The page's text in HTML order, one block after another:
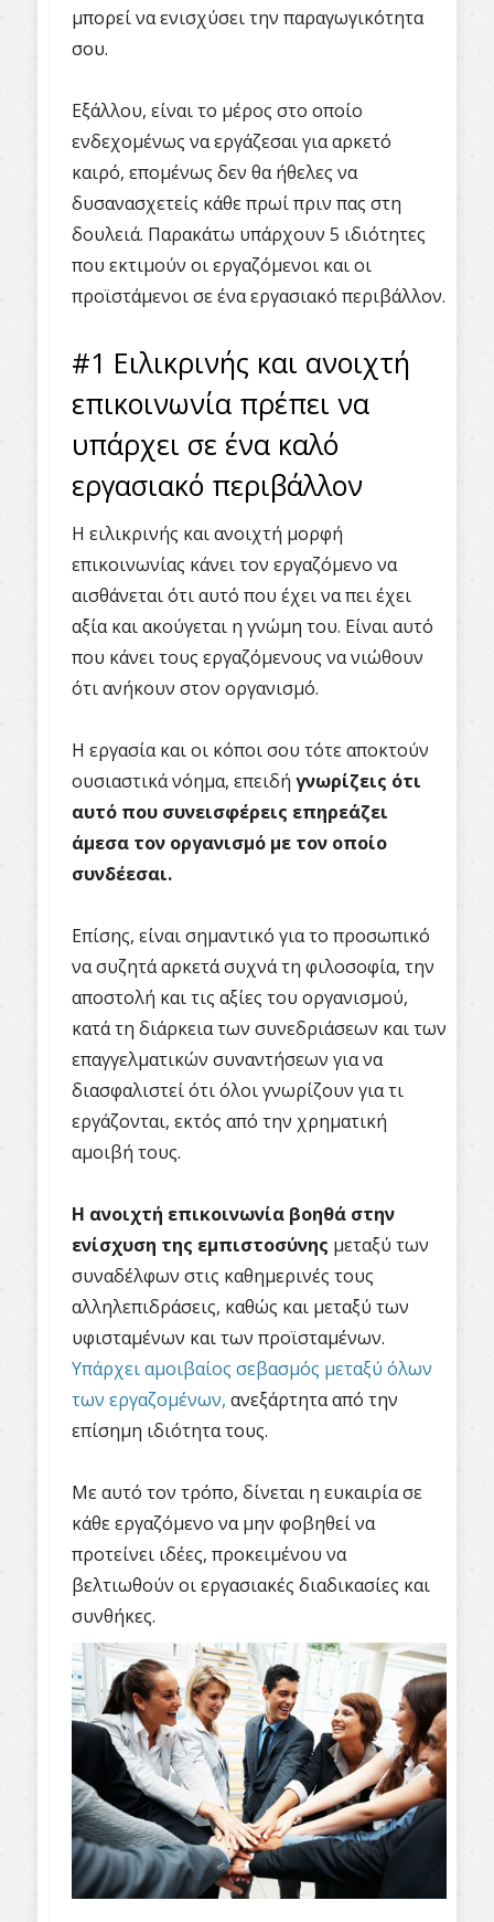
μπορεί να ενισχύσει την παραγωγικότητα
σου.
Εξάλλου, είναι το μέρος στο οποίο
ενδεχομένως να εργάζεσαι για αρκετό
καιρό, επομένως δεν θα ήθελες να
δυσανασχετείς κάθε πρωί πριν πας στη
δουλειά. Παρακάτω υπάρχουν 5 ιδιότητες
που εκτιμούν οι εργαζόμενοι και οι
προϊστάμενοι σε ένα εργασιακό περιβάλλον.
#1 Ειλικρινής και ανοιχτή
επικοινωνία πρέπει να
υπάρχει σε ένα καλό
εργασιακό περιβάλλον
Η ειλικρινής και ανοιχτή μορφή
επικοινωνίας κάνει τον εργαζόμενο να
αισθάνεται ότι αυτό που έχει να πει έχει
αξία και ακούγεται η γνώμη του. Είναι αυτό
που κάνει τους εργαζόμενους να νιώθουν
ότι ανήκουν στον οργανισμό.
Η εργασία και οι κόποι σου τότε αποκτούν
ουσιαστικά νόημα, επειδή γνωρίζεις ότι
αυτό που συνεισφέρεις επηρεάζει
άμεσα τον οργανισμό με τον οποίο
συνδέεσαι.
Επίσης, είναι σημαντικό για το προσωπικό
να συζητά αρκετά συχνά τη φιλοσοφία, την
αποστολή και τις αξίες του οργανισμού,
κατά τη διάρκεια των συνεδριάσεων και των
επαγγελματικών συναντήσεων για να
διασφαλιστεί ότι όλοι γνωρίζουν για τι
εργάζονται, εκτός από την χρηματική
αμοιβή τους.
Η ανοιχτή επικοινωνία βοηθά στην
ενίσχυση της εμπιστοσύνης μεταξύ των
συναδέλφων στις καθημερινές τους
αλληλεπιδράσεις, καθώς και μεταξύ των
υφισταμένων και των προϊσταμένων.
Υπάρχει αμοιβαίος σεβασμός μεταξύ όλων
των εργαζομένων, ανεξάρτητα από την
επίσημη ιδιότητα τους.
Με αυτό τον τρόπο, δίνεται η ευκαιρία σε
κάθε εργαζόμενο να μην φοβηθεί να
προτείνει ιδέες, προκειμένου να
βελτιωθούν οι εργασιακές διαδικασίες και
συνθήκες.